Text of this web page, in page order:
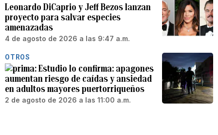
Leonardo DiCaprio y Jeff Bezos lanzan
proyecto para salvar especies
amenazadas
4 de agosto de 2026 a las 9:47 a.m.
OTROS
Estudio lo confirma: apagones
aumentan riesgo de caídas y ansiedad
en adultos mayores puertorriqueños
2 de agosto de 2026 a las 11:00 a.m.